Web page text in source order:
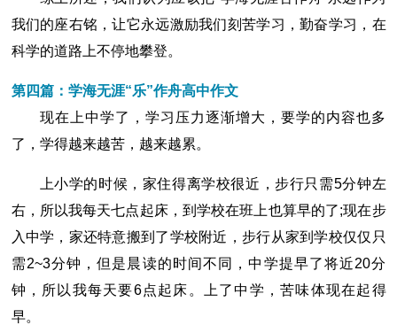
我们的座右铭，让它永远激励我们刻苦学习，勤奋学习，在
科学的道路上不停地攀登。
第四篇：学海无涯“乐”作舟高中作文
现在上中学了，学习压力逐渐增大，要学的内容也多
了，学得越来越苦，越来越累。
上小学的时候，家住得离学校很近，步行只需5分钟左
右，所以我每天七点起床，到学校在班上也算早的了;现在步
入中学，家还特意搬到了学校附近，步行从家到学校仅仅只
需2~3分钟，但是晨读的时间不同，中学提早了将近20分
钟，所以我每天要6点起床。上了中学，苦味体现在起得
早。